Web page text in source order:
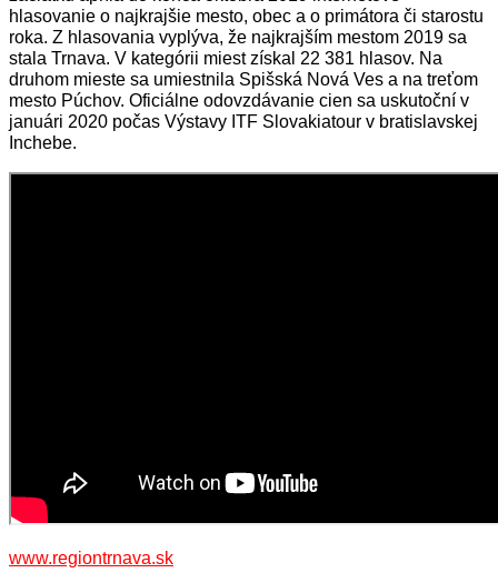
hlasovanie o najkrajšie mesto, obec a o primátora či starostu
roka. Z hlasovania vyplýva, že najkrajším mestom 2019 sa
stala Trnava. V kategórii miest získal 22 381 hlasov. Na
druhom mieste sa umiestnila Spišská Nová Ves a na treťom
mesto Púchov. Oficiálne odovzdávanie cien sa uskutoční v
januári 2020 počas Výstavy ITF Slovakiatour v bratislavskej
Inchebe.
www.regiontrnava.sk